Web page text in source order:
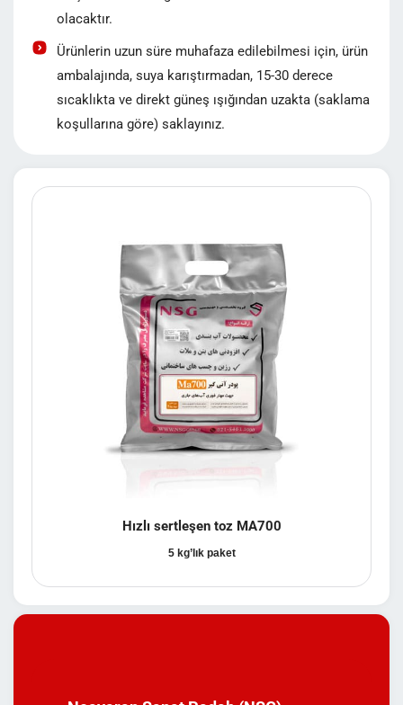
olacaktır.
Ürünlerin uzun süre muhafaza edilebilmesi için, ürün
ambalajında, suya karıştırmadan, 15-30 derece
sıcaklıkta ve direkt güneş ışığından uzakta (saklama
koşullarına göre) saklayınız.
Hızlı sertleşen toz MA700
5 kg’lık paket